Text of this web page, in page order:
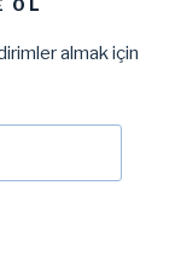
OL
almak için